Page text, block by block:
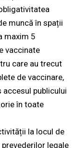
muncă în spații
maxim 5
vaccinate
care au trecut
de vaccinare,
accesul publicului
în toate
la locul de
legale